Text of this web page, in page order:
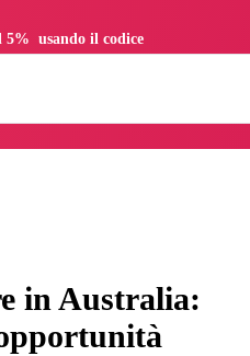
in Australia: